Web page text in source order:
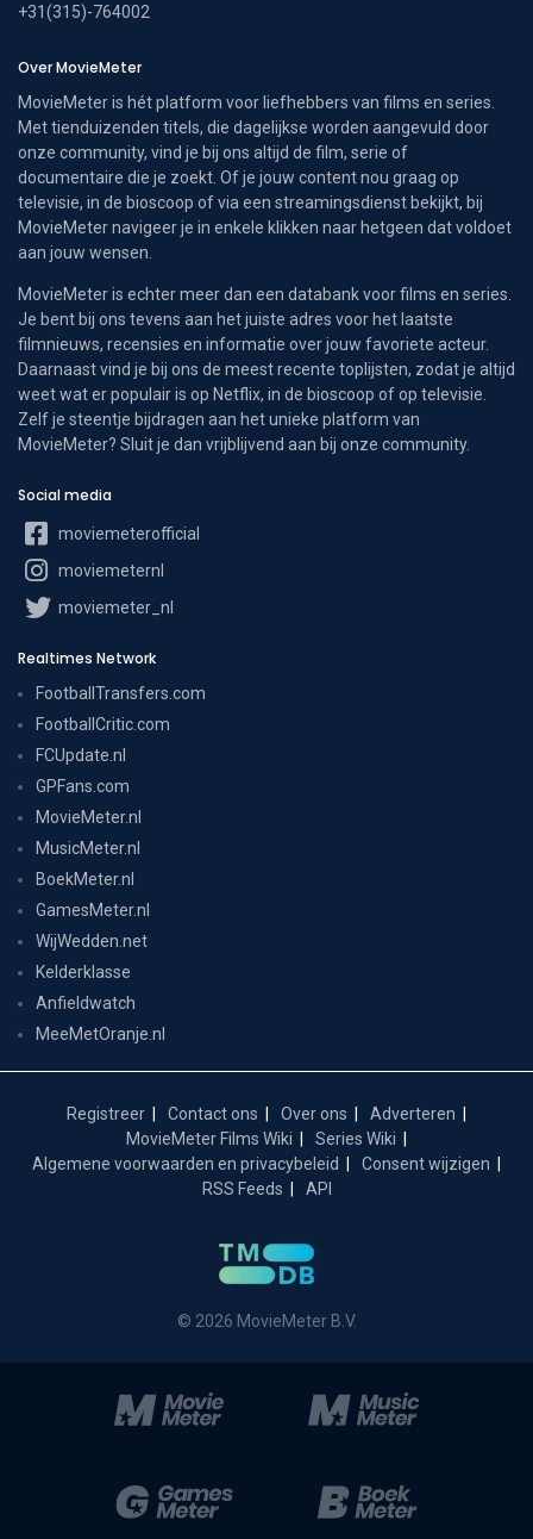
+31(315)-764002
Over MovieMeter
MovieMeter is hét platform voor liefhebbers van films en series.
Met tienduizenden titels, die dagelijkse worden aangevuld door
onze community, vind je bij ons altijd de film, serie of
documentaire die je zoekt. Of je jouw content nou graag op
televisie, in de bioscoop of via een streamingsdienst bekijkt, bij
MovieMeter navigeer je in enkele klikken naar hetgeen dat voldoet
aan jouw wensen.
MovieMeter is echter meer dan een databank voor films en series.
Je bent bij ons tevens aan het juiste adres voor het laatste
filmnieuws, recensies en informatie over jouw favoriete acteur.
Daarnaast vind je bij ons de meest recente toplijsten, zodat je altijd
weet wat er populair is op Netflix, in de bioscoop of op televisie.
Zelf je steentje bijdragen aan het unieke platform van
MovieMeter? Sluit je dan vrijblijvend aan bij onze community.
Social media
moviemeterofficial
moviemeternl
moviemeter_nl
Realtimes Network
FootballTransfers.com
FootballCritic.com
FCUpdate.nl
GPFans.com
MovieMeter.nl
MusicMeter.nl
BoekMeter.nl
GamesMeter.nl
WijWedden.net
Kelderklasse
Anfieldwatch
MeeMetOranje.nl
Registreer Contact ons Over ons
Adverteren
MovieMeter Films Wiki
Series Wiki
Algemene voorwaarden en privacybeleid
Consent wijzigen
RSS Feeds
API
© 2026 MovieMeter B.V.